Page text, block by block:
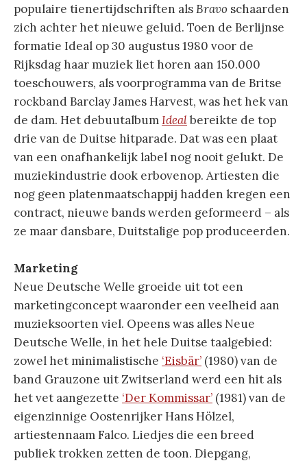
populaire tienertijdschriften alsBravo schaarden
zich achter het nieuwe geluid. Toen de Berlijnse
formatie Ideal op 30 augustus 1980 voor de
Rijksdag haar muziek liet horen aan 150.000
toeschouwers, als voorprogramma van de Britse
rockband Barclay James Harvest, was het hek van
de dam. Het debuutalbumIdealbereikte de top
drie van de Duitse hitparade. Dat was een plaat
van een onafhankelijk label nog nooit gelukt. De
muziekindustrie dook erbovenop. Artiesten die
nog geen platenmaatschappij hadden kregen een
contract, nieuwe bands werden geformeerd – als
ze maar dansbare, Duitstalige pop produceerden.
Marketing
Neue Deutsche Welle groeide uit tot een
marketingconcept waaronder een veelheid aan
muzieksoorten viel. Opeens was alles Neue
Deutsche Welle, in het hele Duitse taalgebied:
zowel het minimalistische ‘Eisbär’ (1980) van de
band Grauzone uit Zwitserland werd een hit als
het vet aangezette ‘Der Kommissar’ (1981) van de
eigenzinnige Oostenrijker Hans Hölzel,
artiestennaam Falco. Liedjes die een breed
publiek trokken zetten de toon. Diepgang,